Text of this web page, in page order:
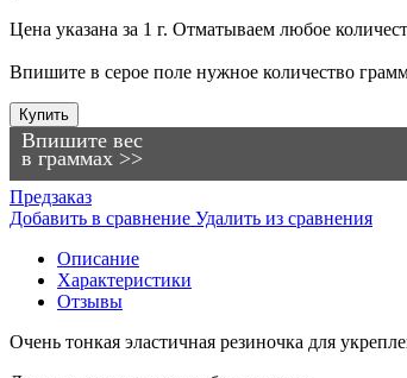
Цена указана за 1 г. Отматываем любое
Впишите в серое поле нужное количество
Впишите вес
в граммах >>
Купить
Предзаказ
Добавить в сравнение Удалить из сравнения
Описание
Характеристики
Отзывы
Очень тонкая эластичная резиночка для